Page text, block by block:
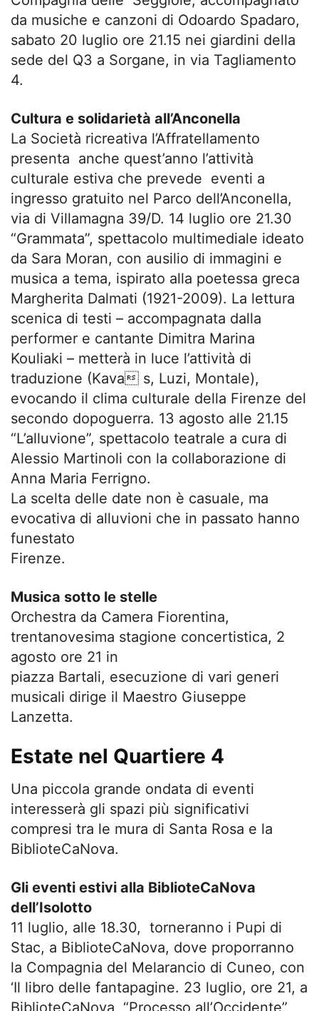
da musiche e canzoni di Odoardo Spadaro,
sabato 20 luglio ore 21.15 nei giardini della
sede del Q3 a Sorgane, in via Tagliamento
4.
Cultura e solidarietà all’Anconella
La Società ricreativa l’Affratellamento
presenta anche quest’anno l’attività
culturale estiva che prevede eventi a
ingresso gratuito nel Parco dell’Anconella,
via di Villamagna 39/D. 14 luglio ore 21.30
“Grammata”, spettacolo multimediale ideato
da Sara Moran, con ausilio di immagini e
musica a tema, ispirato alla poetessa greca
Margherita Dalmati (1921-2009). La lettura
scenica di testi – accompagnata dalla
performer e cantante Dimitra Marina
Kouliaki – metterà in luce l’attività di
traduzione (Kava s, Luzi, Montale),
evocando il clima culturale della Firenze del
secondo dopoguerra. 13 agosto alle 21.15
“L’alluvione”, spettacolo teatrale a cura di
Alessio Martinoli con la collaborazione di
Anna Maria Ferrigno.
La scelta delle date non è casuale, ma
evocativa di alluvioni che in passato hanno
funestato
Firenze.
Musica sotto le stelle
Orchestra da Camera Fiorentina,
trentanovesima stagione concertistica, 2
agosto ore 21 in
piazza Bartali, esecuzione di vari generi
musicali dirige il Maestro Giuseppe
Lanzetta.
Estate nel Quartiere 4
Una piccola grande ondata di eventi
interesserà gli spazi più significativi
compresi tra le mura di Santa Rosa e la
BiblioteCaNova.
Gli eventi estivi alla BiblioteCaNova
dell’Isolotto
11 luglio, alle 18.30, torneranno i Pupi di
Stac, a BiblioteCaNova, dove proporranno
la Compagnia del Melarancio di Cuneo, con
‘Il libro delle fantapagine. 23 luglio, ore 21, a
BiblioteCaNova, “Processo all’Occidente”,